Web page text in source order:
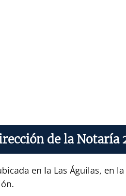
de la Notaría
en la Las Águilas, en